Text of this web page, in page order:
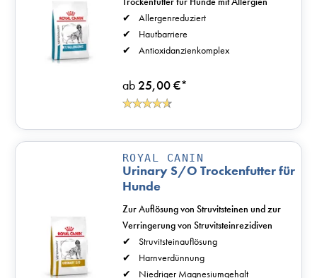
ab 25,00 €*
Allergenreduziert
Hautbarriere
Antioxidanzienkomplex
ROYAL CANIN
Urinary S/O Trockenfutter für
Hunde
Zur Auflösung von Struvitsteinen und zur
Verringerung von Struvitsteinrezidiven
Struvitsteinauflösung
Harnverdünnung
Niedriger Magnesiumgehalt